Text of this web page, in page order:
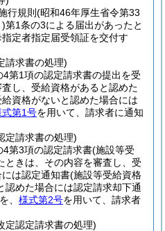
行規則 (昭和46年厚生省令第33
)第1条の3による届出があったと
定者指定届受領証を交付す
請求書の処理)
第1項の認定請求書の提出を受
し、受給資格があると認めた
資格がないと認めた場合には
式第1号を用いて、請求者に通知
定請求書の処理)
第3項の認定請求書(施設等受
ときは、その内容を審査し、受
は認定通知書(施設等受給資格
認めた場合には認定請求却下通
を、 様式第2号を用いて、請求者
定認定請求書の処理)